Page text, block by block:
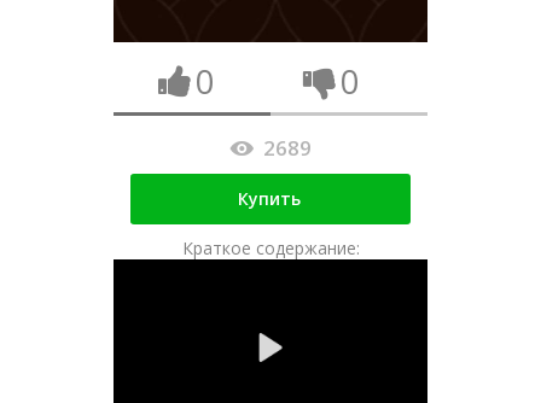
0 0
2689
Купить
Краткое содержание: